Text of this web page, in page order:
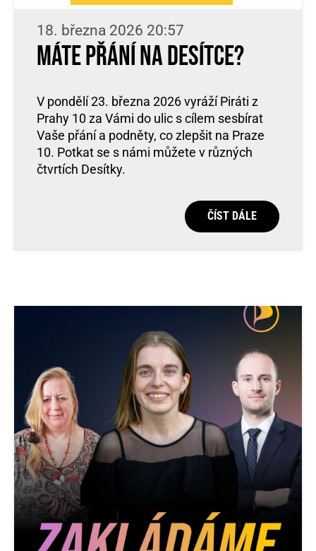
18. března 2026 20:57
Máte přání na Desítce?
V pondělí 23. března 2026 vyráží Piráti z
Prahy 10 za Vámi do ulic s cílem sesbírat
Vaše přání a podněty, co zlepšit na Praze
10. Potkat se s námi můžete v různých
čtvrtích Desítky.
ČÍST DÁLE